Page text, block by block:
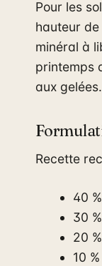
Pour les
hauteur de
minéral à
printemps
aux gelées.
Recette
40
30
20
10